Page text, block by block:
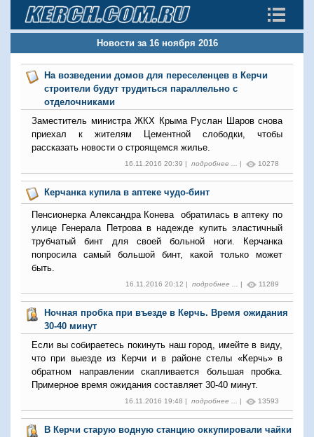
Новости за 16 ноября 2016
На возведении домов для переселенцев в Керчи
строители будут трудиться параллельно с
отделочниками
Заместитель министра ЖКХ Крыма Руслан Шаров снова
приехал к жителям Цементной слободки, чтобы
рассказать новости о строящемся жилье.
16.11.2016 20:39 | подробнее ... | 10278
Керчанка купила в аптеке чудо-бинт
Пенсионерка Александра Конева обратилась в аптеку по
улице Генерала Петрова в надежде купить эластичный
трубчатый бинт для своей больной ноги. Керчанка
попросила самый большой бинт, какой только может
быть.
16.11.2016 20:12 | подробнее ... | 11289
Ночная пробка при въезде в Керчь. Время ожидания
30-40 минут
Если вы собираетесь покинуть наш город, имейте в виду,
что при выезде из Керчи и в районе стелы «Керчь» в
обратном направлении скапливается большая пробка.
Примерное время ожидания составляет 30-40 минут.
16.11.2016 19:48 | подробнее ... | 13593
В Керчи старую водную станцию оккупировали чайки